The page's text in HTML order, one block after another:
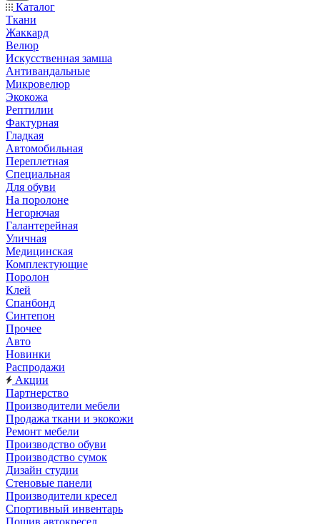
Каталог
Ткани
Жаккард
Велюр
Искусственная замша
Антивандальные
Микровелюр
Экокожа
Рептилии
Фактурная
Гладкая
Автомобильная
Переплетная
Специальная
Для обуви
На поролоне
Негорючая
Галантерейная
Уличная
Медицинская
Комплектующие
Поролон
Клей
Спанбонд
Синтепон
Прочее
Авто
Новинки
Распродажи
Акции
Партнерство
Производители мебели
Продажа ткани и экокожи
Ремонт мебели
Производство обуви
Производство сумок
Дизайн студии
Стеновые панели
Производители кресел
Спортивный инвентарь